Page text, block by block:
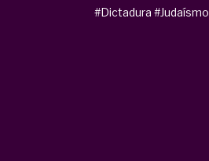
#Dictadura #Judaísmo